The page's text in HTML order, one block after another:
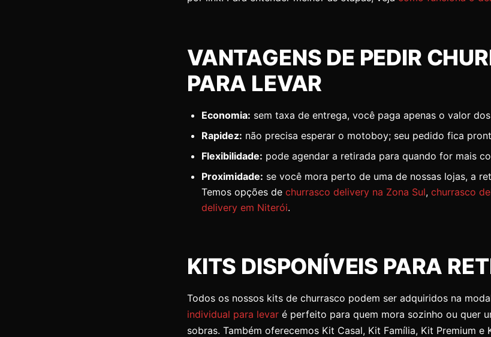
VANTAGENS DE PEDIR
PARA LEVAR
Economia: sem taxa de entrega, você paga apenas o valor
Rapidez: não precisa esperar o motoboy; seu pedido fica
Flexibilidade: pode agendar a retirada para quando for mais
Proximidade: se você mora perto de uma de nossas lojas, a
Temos opções de churrasco delivery na Zona Sul, churrasco
delivery em Niterói.
KITS DISPONÍVEIS PARA
Todos os nossos kits de churrasco podem ser adquiridos na
individual para levar é perfeito para quem mora sozinho ou quer
sobras. Também oferecemos Kit Casal, Kit Família, Kit Premium